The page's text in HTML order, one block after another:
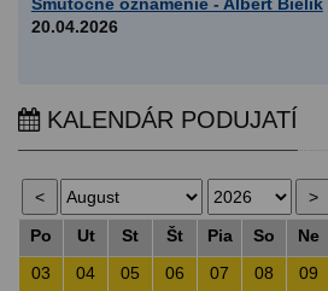
20.04.2026
KALENDÁR PODUJATÍ
Po Ut St Št Pia So
Ne
03
04 05 06 07 08
09